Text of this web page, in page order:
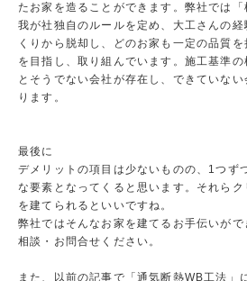
たお家を造ることができます。弊社では「
我が社独自のルールを定め、大工さんの
くりから脱却し、どのお家も一定の品質
を目指し、取り組んでいます。施工基準
とそうでない会社が存在し、できていな
ります。
最後に
デメリットの項目は少ないものの、1つず
な要素となってくると思います。それら
を建てられるといいですね。
弊社ではそんなお家を建てるお手伝いが
相談・お問合せください。
また、以前の記事で「通気断熱WB工法」